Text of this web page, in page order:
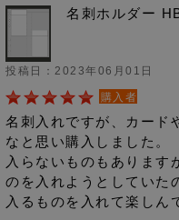
名刺ホルダー
投稿日：2023年06月01日
購入者
名刺入れですが、カード
なと思い購入しました。
入らないものもあります
のを入れようとしていた
入るものを入れて楽しん